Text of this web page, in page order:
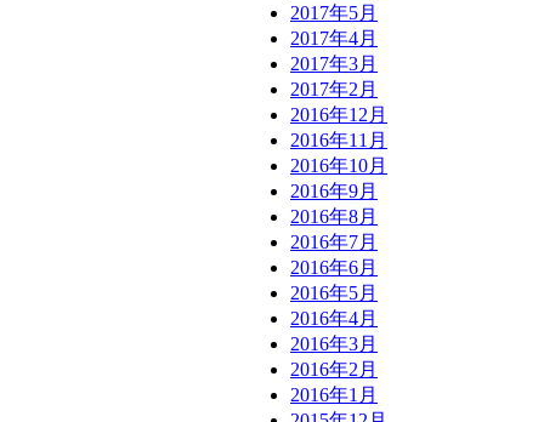
2017年5月
2017年4月
2017年3月
2017年2月
2016年12月
2016年11月
2016年10月
2016年9月
2016年8月
2016年7月
2016年6月
2016年5月
2016年4月
2016年3月
2016年2月
2016年1月